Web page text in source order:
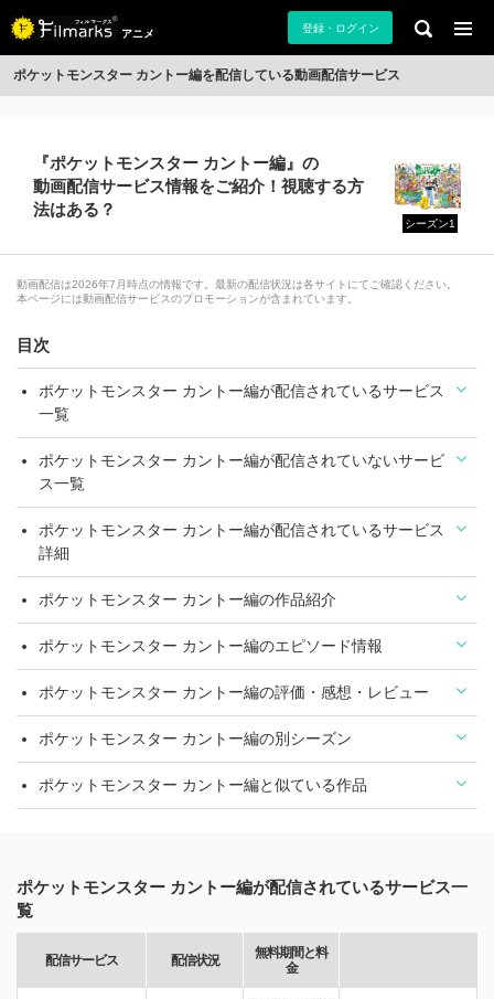
アニメ 登録・ログイン
ポケットモンスター カントー編を配信している動画配信サービス
『ポケットモンスター カントー編』の
動画配信サービス情報をご紹介！視聴する方
法はある？
シーズン1
動画配信は2026年7月時点の情報です。最新の配信状況は各サイトにてご確認ください。
本ページには動画配信サービスのプロモーションが含まれています。
目次
ポケットモンスター カントー編が配信されているサービス
一覧
ポケットモンスター カントー編が配信されていないサービ
ス一覧
ポケットモンスター カントー編が配信されているサービス
詳細
ポケットモンスター カントー編の作品紹介
ポケットモンスター カントー編のエピソード情報
ポケットモンスター カントー編の評価・感想・レビュー
ポケットモンスター カントー編の別シーズン
ポケットモンスター カントー編と似ている作品
ポケットモンスター カントー編が配信されているサービス一
覧
配信サービス 配信状況
無料期間と料
金